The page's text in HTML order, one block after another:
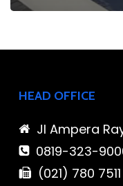
HEAD OFFICE
Jl Ampera
0819-323-
(021) 780 7511